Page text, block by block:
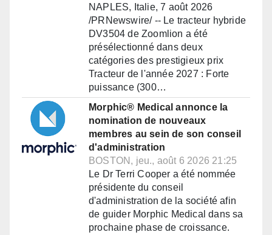
NAPLES, Italie, 7 août 2026
/PRNewswire/ -- Le tracteur hybride
DV3504 de Zoomlion a été
présélectionné dans deux
catégories des prestigieux prix
Tracteur de l'année 2027 : Forte
puissance (300…
Morphic® Medical annonce la
nomination de nouveaux
membres au sein de son conseil
d'administration
BOSTON, jeu., août 6 2026 21:25
Le Dr Terri Cooper a été nommée
présidente du conseil
d'administration de la société afin
de guider Morphic Medical dans sa
prochaine phase de croissance.